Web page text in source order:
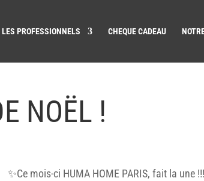
LES PROFESSIONNELS CHEQUE CADEAU
NOËL !
✨Ce mois-ci HUMA HOME PARIS, fait la une !!!